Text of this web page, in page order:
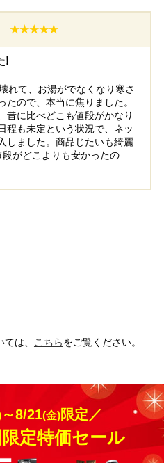
★★★★★
!
れて、お湯がでなくなり寒さ
たので、本当に焦りました。
昔に比べどこも値段がかなり
程も未定という状況で、ネッ
しました。商品じたいも綺麗
がどこよりも安かったの
は、 こちらをご覧ください。
～8/21(金)限定／
定特価セール